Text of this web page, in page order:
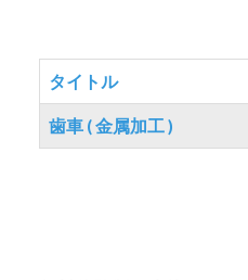
LIBRARY
COMPANY
タイトル
歯車 ( 金属加工 )